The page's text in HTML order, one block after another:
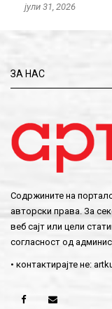
јули 31, 2026
ЗА НАС
Содржините на
авторски права. За
веб сајт или цели
согласност од
• контактирајте не: